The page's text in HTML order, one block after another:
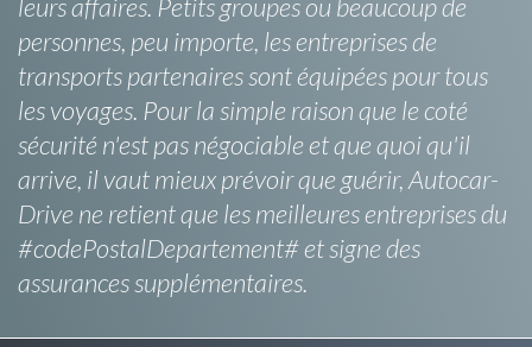
leurs affaires. Petits groupes ou beaucoup de
personnes, peu importe, les entreprises de
transports partenaires sont équipées pour tous
les voyages. Pour la simple raison que le coté
sécurité n'est pas négociable et que quoi qu'il
arrive, il vaut mieux prévoir que guérir, Autocar-
Drive ne retient que les meilleures entreprises du
#codePostalDepartement# et signe des
assurances supplémentaires.